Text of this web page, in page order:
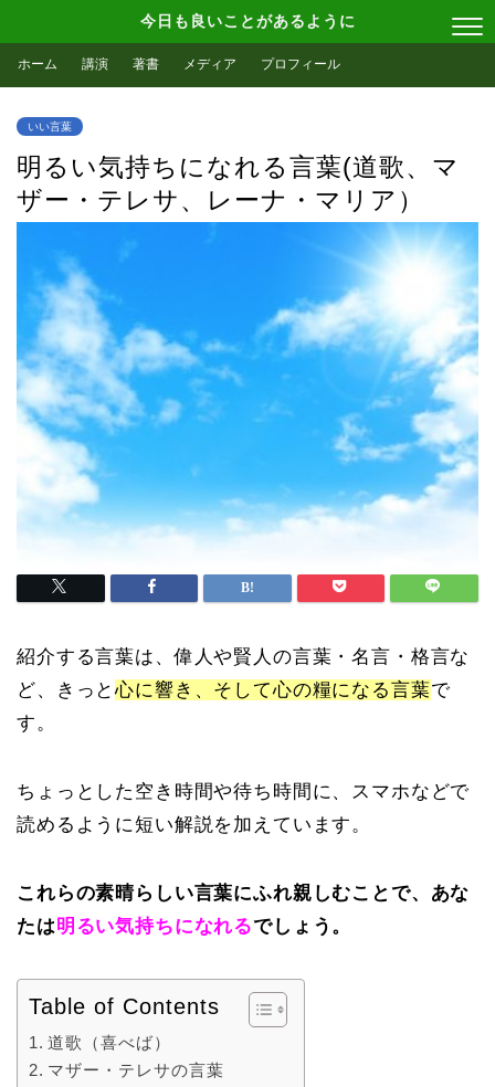
今日も良いことがあるように
ホーム 講演 著書 メディア プロフィール
いい言葉
明るい気持ちになれる言葉(道歌、マ
ザー・テレサ、レーナ・マリア）
紹介する言葉は、偉人や賢人の言葉・名言・格言な
ど、きっと心に響き、そして心の糧になる言葉で
す。
ちょっとした空き時間や待ち時間に、スマホなどで
読めるように短い解説を加えています。
これらの素晴らしい言葉にふれ親しむことで、あな
たは明るい気持ちになれるでしょう。
Table of Contents
道歌（喜べば）
マザー・テレサの言葉